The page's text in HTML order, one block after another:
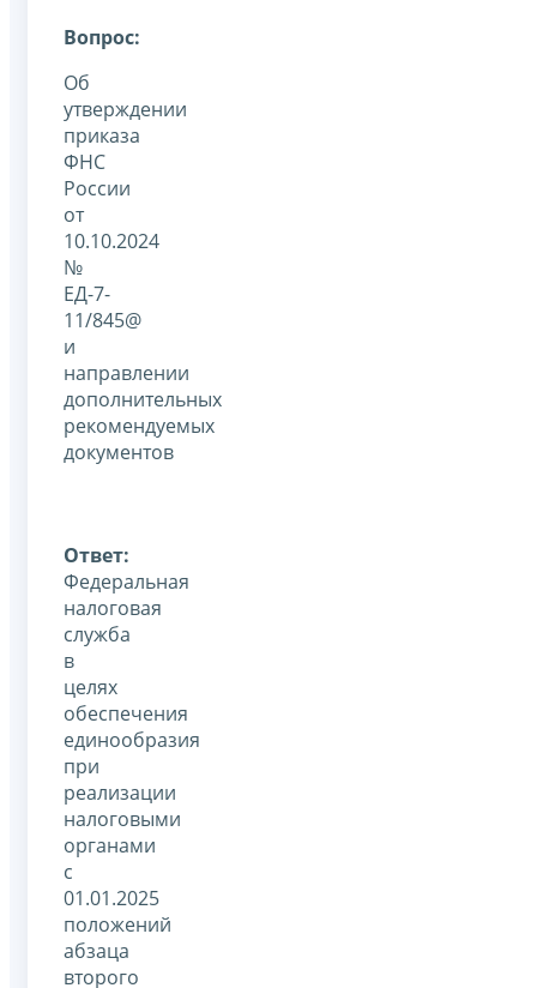
Вопрос:
Об
утверждении
приказа
ФНС
России
от
10.10.2024
№
ЕД-7-
11/845@
и
направлении
дополнительных
рекомендуемых
документов
Ответ:
Федеральная
налоговая
служба
в
целях
обеспечения
единообразия
при
реализации
налоговыми
органами
с
01.01.2025
положений
абзаца
второго